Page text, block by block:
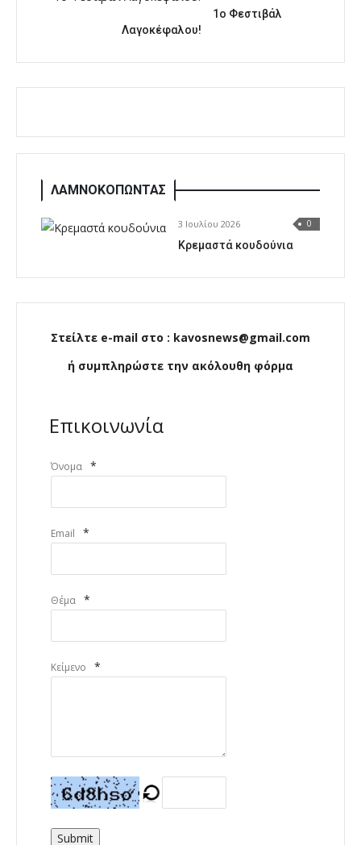
1o Φεστιβάλ
Λαγοκέφαλου!
ΛΑΜΝΟΚΟΠΩΝΤΑΣ
3 Ιουλίου 2026 0
Κρεμαστά κουδούνια
Στείλτε e-mail στο : kavosnews@gmail.com
ή συμπληρώστε την ακόλουθη φόρμα
Επικοινωνία
Όνομα *
Email *
Θέμα *
Κείμενο *
Submit